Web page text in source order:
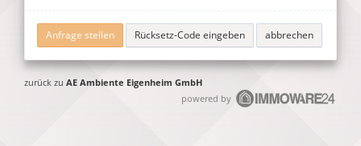
Rücksetz-Code eingeben abbrechen
zurück zu AE Ambiente Eigenheim GmbH
powered by